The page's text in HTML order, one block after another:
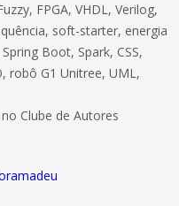
FPGA, VHDL, Verilog,
soft-starter, energia
Boot, Spark, CSS,
robô G1 Unitree, UML,
Clube de Autores